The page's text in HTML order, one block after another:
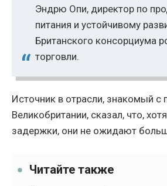
Эндрю Опи, директор по
питания и устойчивому
Британского консорциума
торговли.
Источник в отрасли, знакомый с
Великобритании, сказал, что,
задержки, они не ожидают
Читайте также